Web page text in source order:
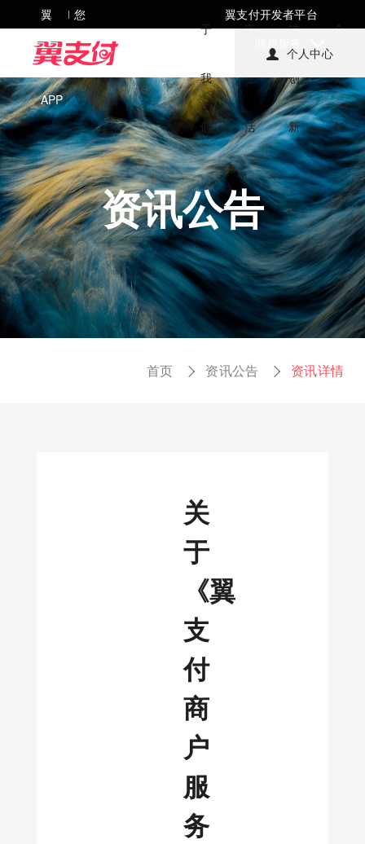
翼
支
APP
| 您
好，
欢迎
来到
翼支
付!
翼支付开发者平台
于
我
们
字
生
活
技
创
新
会
责
任
个人中心
资讯公告
首页 资讯公告 资讯详情
关
于
《翼
支
付
商
户
服
务